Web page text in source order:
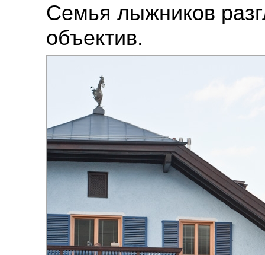
Семья лыжников
объектив.